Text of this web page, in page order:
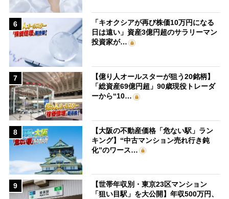
6
「キオクシアが再び株価10万円になる
日は遠い」資産3億円超のサラリーマン
投資家が…
7
【億り人オールスターが狙う20銘柄】
「総資産69億円超」90歳現役トレーダ
ーから“10…
8
【大阪の不動産価格「危ない駅」ラン
キング】“中古マンション売れ行き鈍
化”のワース…
9
【世帯年収別・東京23区マンション
「狙い目駅」を大公開】年収500万円、